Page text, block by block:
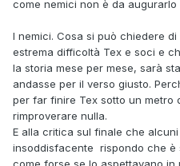
come nemici non è da augurarlo
I nemici. Cosa si può chiedere
estrema difficoltà Tex e soci e
la storia mese per mese, sarà
andasse per il verso giusto.
per far finire Tex sotto un metro
rimproverare nulla.
E alla critica sul finale che
insoddisfacente rispondo che è